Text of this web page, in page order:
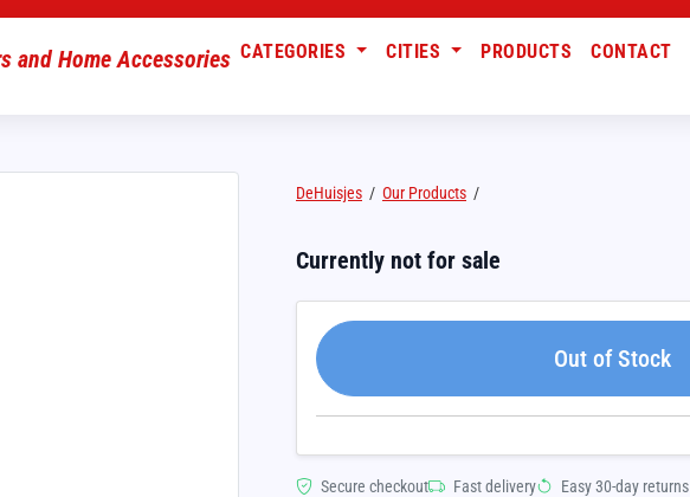
CATEGORIES CITIES PRODUCTS CONTACT
DeHuisjes / Our Products /
Currently not for sale
Out of Stock
Secure checkout Fast delivery Easy 30-day returns